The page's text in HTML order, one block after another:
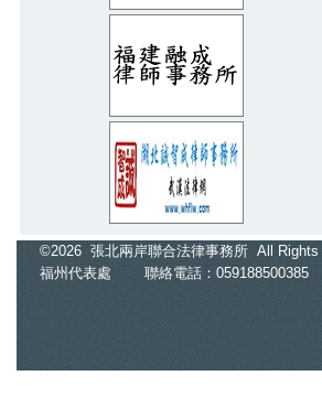
獨／配合社宅被騙！數百房東悲喊
2026.08.03
無照撞死癌末婦...嗆「坐救護車就沒
事」 6度酒駕男重判8年
2026.07.31
師請全班飲料…她沒喝到！家長控霸
凌「從小四告到國一」法官狠電
2026.07.31
紐約按摩店女員工脫光幫台籍老闆抓
龍 正宮逼問...他賭氣變鐵證
©2026 張北兩岸聯合法律事務所 All Rights
福州代表處
聯絡電話：059188500385